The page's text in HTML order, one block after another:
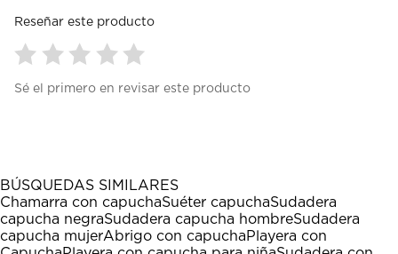
Reseñar este producto
para
1
estrella
Esta
acción
abrirá
para
estrellas.
Esta
acción
abrirá
para
estrellas.
Esta
acción
abrirá
para
estrellas.
Esta
acción
abrirá
para
estrellas.
Esta
acción
abrirá
Sé el primero en revisar este producto
BÚSQUEDAS SIMILARES
Chamarra con capuchaSuéter capuchaSudadera
capucha negraSudadera capucha hombreSudadera
capucha mujerAbrigo con capuchaPlayera con